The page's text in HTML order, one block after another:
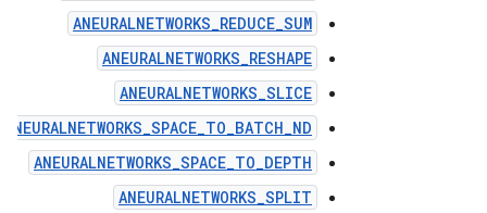
ANEURALNETWORKS_REDUCE_SUM
ANEURALNETWORKS_RESHAPE
ANEURALNETWORKS_SLICE
ANEURALNETWORKS_SPACE_TO_BATCH_ND
ANEURALNETWORKS_SPACE_TO_DEPTH
ANEURALNETWORKS_SPLIT